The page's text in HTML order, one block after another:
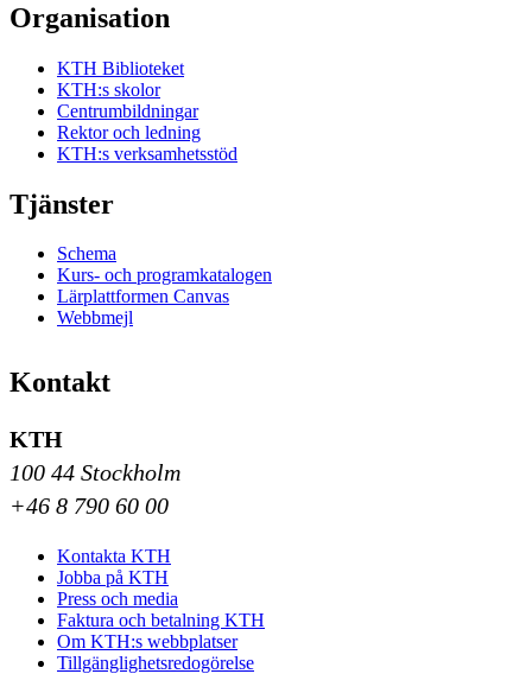
Organisation
KTH Biblioteket
KTH:s skolor
Centrumbildningar
Rektor och ledning
KTH:s verksamhetsstöd
Tjänster
Schema
Kurs- och programkatalogen
Lärplattformen Canvas
Webbmejl
Kontakt
KTH
100 44 Stockholm
+46 8 790 60 00
Kontakta KTH
Jobba på KTH
Press och media
Faktura och betalning KTH
Om KTH:s webbplatser
Tillgänglighetsredogörelse